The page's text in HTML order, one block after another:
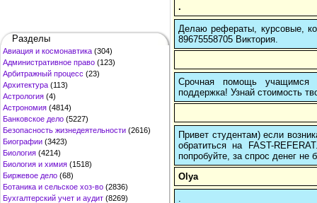
Разделы
Авиация и космонавтика (304)
Административное право (123)
Арбитражный процесс (23)
Архитектура (113)
Астрология (4)
Астрономия (4814)
Банковское дело (5227)
Безопасность жизнедеятельности (2616)
Биографии (3423)
Биология (4214)
Биология и химия (1518)
Биржевое дело (68)
Ботаника и сельское хоз-во (2836)
Бухгалтерский учет и аудит (8269)
.
Делаю рефераты, курсовые,
89675558705 Виктория.
Срочная помощь учащимся в
поддержка! Узнай стоимость
Привет студентам) если
обратиться на FAST-
попробуйте, за спрос денег не
Olya